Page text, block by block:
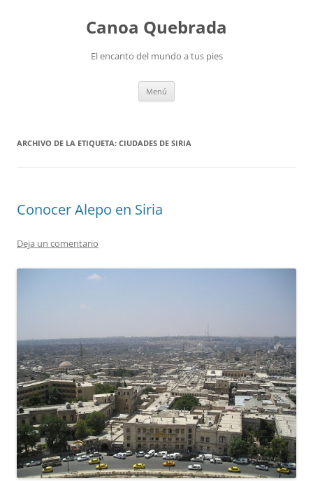
Canoa Quebrada
El encanto del mundo a tus pies
Menú
ARCHIVO DE LA ETIQUETA: CIUDADES DE SIRIA
Conocer Alepo en Siria
Deja un comentario